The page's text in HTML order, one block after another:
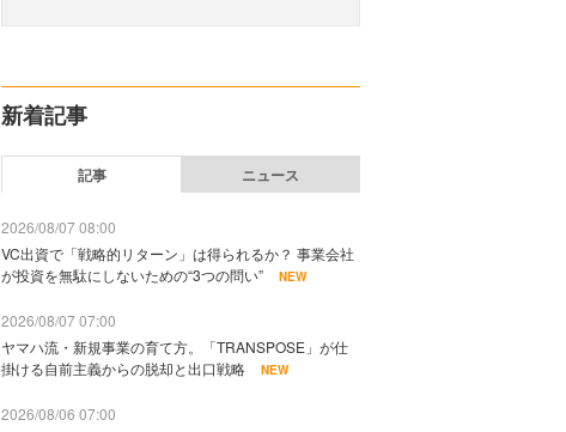
新着記事
記事 ニュース
2026/08/07 08:00
VC出資で「戦略的リターン」は得られるか？ 事業会社
が投資を無駄にしないための“3つの問い”
NEW
2026/08/07 07:00
ヤマハ流・新規事業の育て方。「TRANSPOSE」が仕
掛ける自前主義からの脱却と出口戦略
NEW
2026/08/06 07:00